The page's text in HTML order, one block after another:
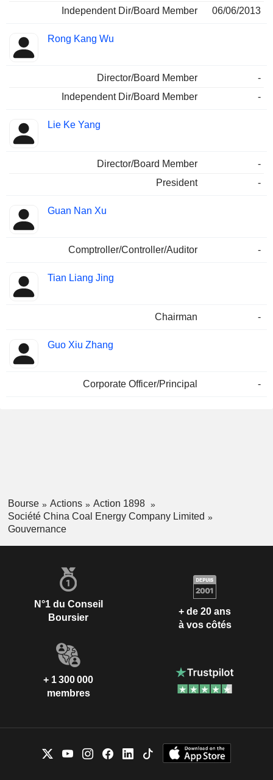
Independent Dir/Board Member
06/06/2013
Rong Kang Wu
Director/Board Member
-
Independent Dir/Board Member
-
Lie Ke Yang
Director/Board Member
-
President
-
Guan Nan Xu
Comptroller/Controller/Auditor -
Tian Liang Jing
Chairman -
Guo Xiu Zhang
Corporate Officer/Principal -
Bourse Actions
Action 1898
Société China Coal Energy Company Limited
Gouvernance
N°1 du Conseil
Boursier
+ de 20 ans
à vos côtés
+ 1 300 000
membres